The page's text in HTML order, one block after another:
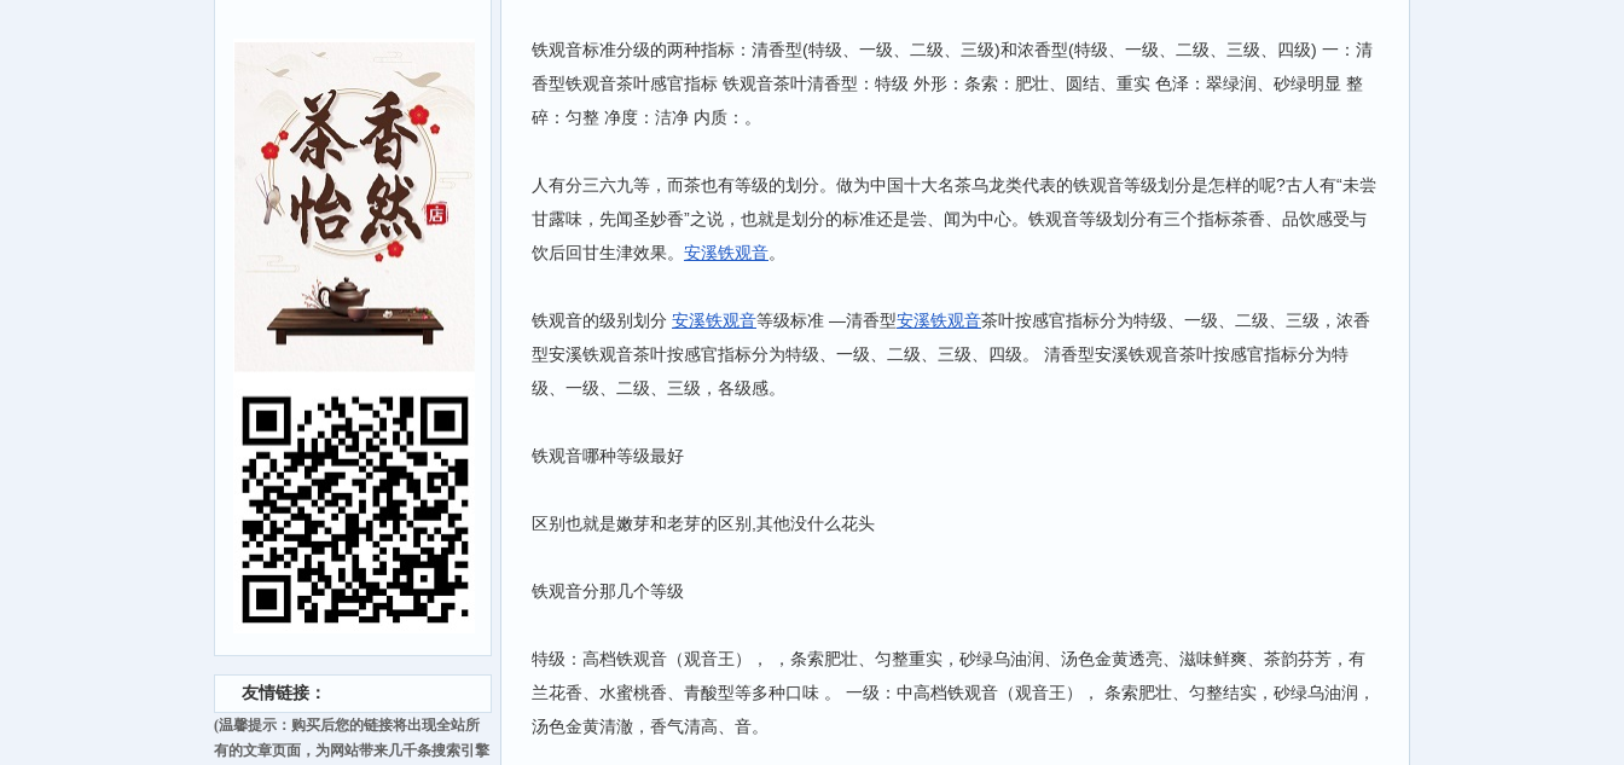
友情链接：
(温馨提示：购买后您的链接将出现全站所
有的文章页面，为网站带来几千条搜索引擎
铁观音标准分级的两种指标：清香型(特级、一级、二级、三级)和浓香型(特级、一级、二级、三级、四级) 一：清
香型铁观音茶叶感官指标 铁观音茶叶清香型：特级 外形：条索：肥壮、圆结、重实 色泽：翠绿润、砂绿明显 整
碎：匀整 净度：洁净 内质：。
人有分三六九等，而茶也有等级的划分。做为中国十大名茶乌龙类代表的铁观音等级划分是怎样的呢?古人有“未尝
甘露味，先闻圣妙香”之说，也就是划分的标准还是尝、闻为中心。铁观音等级划分有三个指标茶香、品饮感受与
饮后回甘生津效果。 安溪铁观音。
铁观音的级别划分 安溪铁观音等级标准 —清香型安溪铁观音茶叶按感官指标分为特级、一级、二级、三级，浓香
型安溪铁观音茶叶按感官指标分为特级、一级、二级、三级、四级。 清香型安溪铁观音茶叶按感官指标分为特
级、一级、二级、三级，各级感。
铁观音哪种等级最好
区别也就是嫩芽和老芽的区别,其他没什么花头
铁观音分那几个等级
特级：高档铁观音（观音王）， ，条索肥壮、匀整重实，砂绿乌油润、汤色金黄透亮、滋味鲜爽、茶韵芬芳，有
兰花香、水蜜桃香、青酸型等多种口味 。 一级：中高档铁观音（观音王）， 条索肥壮、匀整结实，砂绿乌油润，
汤色金黄清澈，香气清高、音。